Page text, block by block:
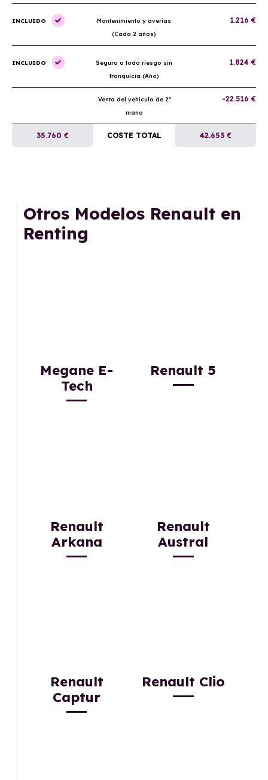
INCLUIDO
Mantenimiento y averías
(Cada 2 años)
1.216 €
INCLUIDO
Seguro a todo riesgo sin
franquicia (Año)
1.824 €
Venta del vehículo de 2ª
mano
-22.516 €
35.760 € COSTE TOTAL 42.653 €
Otros Modelos Renault en
Renting
Megane E-
Tech
Renault 5
Renault
Arkana
Renault
Austral
Renault
Captur
Renault Clio